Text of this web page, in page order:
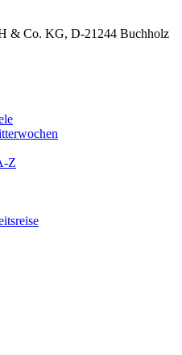
& Co. KG, D-21244 Buchholz
Z